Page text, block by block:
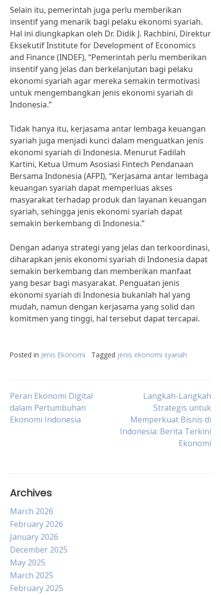
Selain itu, pemerintah juga perlu memberikan
insentif yang menarik bagi pelaku ekonomi syariah.
Hal ini diungkapkan oleh Dr. Didik J. Rachbini, Direktur
Eksekutif Institute for Development of Economics
and Finance (INDEF), “Pemerintah perlu memberikan
insentif yang jelas dan berkelanjutan bagi pelaku
ekonomi syariah agar mereka semakin termotivasi
untuk mengembangkan jenis ekonomi syariah di
Indonesia.”
Tidak hanya itu, kerjasama antar lembaga keuangan
syariah juga menjadi kunci dalam menguatkan jenis
ekonomi syariah di Indonesia. Menurut Fadilah
Kartini, Ketua Umum Asosiasi Fintech Pendanaan
Bersama Indonesia (AFPI), “Kerjasama antar lembaga
keuangan syariah dapat memperluas akses
masyarakat terhadap produk dan layanan keuangan
syariah, sehingga jenis ekonomi syariah dapat
semakin berkembang di Indonesia.”
Dengan adanya strategi yang jelas dan terkoordinasi,
diharapkan jenis ekonomi syariah di Indonesia dapat
semakin berkembang dan memberikan manfaat
yang besar bagi masyarakat. Penguatan jenis
ekonomi syariah di Indonesia bukanlah hal yang
mudah, namun dengan kerjasama yang solid dan
komitmen yang tinggi, hal tersebut dapat tercapai.
Posted in Jenis Ekonomi Tagged jenis ekonomi syariah
Post
navigation
Peran Ekonomi Digital
dalam Pertumbuhan
Ekonomi Indonesia
Langkah-Langkah
Strategis untuk
Memperkuat Bisnis di
Indonesia: Berita Terkini
Ekonomi
Archives
March 2026
February 2026
January 2026
December 2025
May 2025
March 2025
February 2025